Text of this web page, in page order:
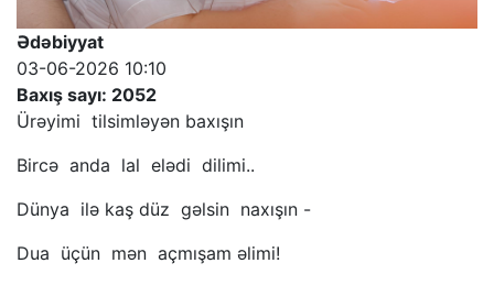
Ədəbiyyat
03-06-2026 10:10
Baxış sayı: 2052
Ürəyimi tilsimləyən baxışın
Bircə anda lal elədi dilimi..
Dünya ilə kaş düz gəlsin naxışın -
Dua üçün mən açmışam əlimi!